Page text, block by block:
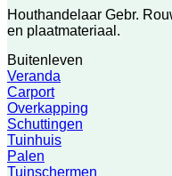
Houthandelaar Gebr.
en plaatmateriaal.
Buitenleven
Veranda
Carport
Overkapping
Schuttingen
Tuinhuis
Palen
Tuinschermen